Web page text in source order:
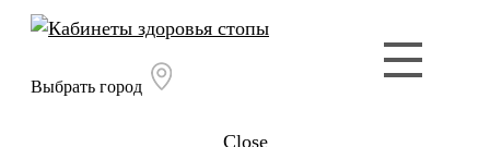
Выбрать город
Close